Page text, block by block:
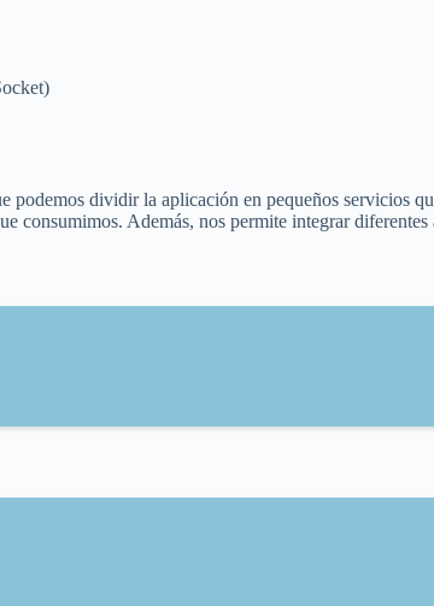
dividir la aplicación en pequeños servicios
consumimos. Además, nos permite integrar